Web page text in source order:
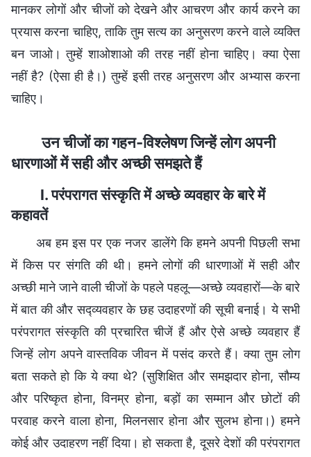
मानकर लोगों और चीजों को देखने और आचरण और कार्य करने का
प्रयास करना चाहिए, ताकि तुम सत्य का अनुसरण करने वाले व्यक्ति
बन जाओ। तुम्हें शाओशाओ की तरह नहीं होना चाहिए। क्या ऐसा
नहीं है? (ऐसा ही है।) तुम्हें इसी तरह अनुसरण और अभ्यास करना
चाहिए।
उन चीजों का गहन-विश्लेषण जिन्हें लोग अपनी
धारणाओं में सही और अच्छी समझते हैं
I. परंपरागत संस्कृति में अच्छे व्यवहार के बारे में
कहावतें
अब हम इस पर एक नजर डालेंगे कि हमने अपनी पिछली सभा
में किस पर संगति की थी। हमने लोगों की धारणाओं में सही और
अच्छी माने जाने वाली चीजों के पहले पहलू—अच्छे व्यवहारों—के बारे
में बात की और सद्व्यवहार के छह उदाहरणों की सूची बनाई। ये सभी
परंपरागत संस्कृति की प्रचारित चीजें हैं और ऐसे अच्छे व्यवहार हैं
जिन्हें लोग अपने वास्तविक जीवन में पसंद करते हैं। क्या तुम लोग
बता सकते हो कि ये क्या थे? (सुशिक्षित और समझदार होना, सौम्य
और परिष्कृत होना, विनम्र होना, बड़ों का सम्मान और छोटों की
परवाह करने वाला होना, मिलनसार होना और सुलभ होना।) हमने
कोई और उदाहरण नहीं दिया। हो सकता है, दूसरे देशों की परंपरागत